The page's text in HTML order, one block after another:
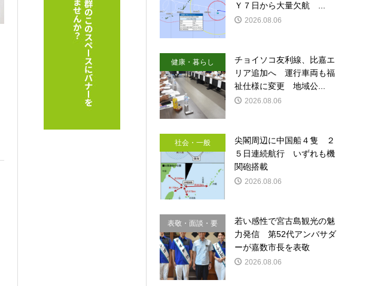
Ｙ７日から大量欠航 ...
2026.08.06
健康・暮らし
チョイソコ友利線、比嘉エ
リア追加へ 運行車両も福
祉仕様に変更 地域公...
2026.08.06
社会・一般
尖閣周辺に中国船４隻 ２
５日連続航行 いずれも機
関砲搭載
2026.08.06
表敬・面談・要
請
若い感性で宮古島観光の魅
力発信 第52代アンバサダ
ーが嘉数市長を表敬
2026.08.06